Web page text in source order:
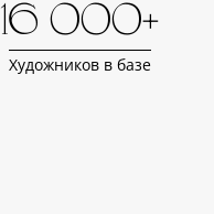
16 000+
Художников в базе